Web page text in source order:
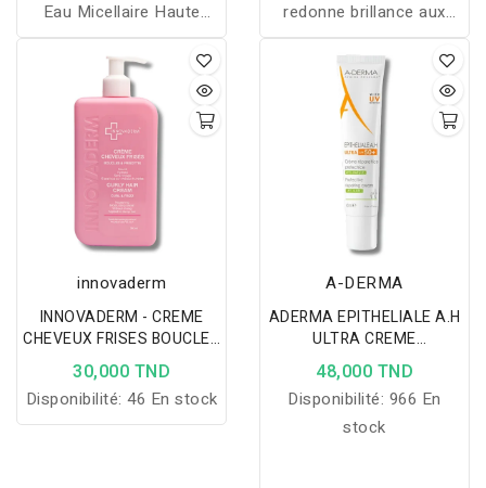
Eau Micellaire Haute
Tolérance 200ml
redonne brillance aux
cheveux grâce à
l’A.N.P®2+, pour des
cheveux revitalisés et un
cuir chevelu tonifié.
innovaderm
INNOVADERM - CREME
CHEVEUX FRISES BOUCLES
ET FRISOTTIS 380ML
30,000 TND
Disponibilité: 46 En stock
A-DERMA
ADERMA EPITHELIALE A.H
ULTRA CREME
REPARATRICE ANTI
MARQUES SPF50+ 40ML
48,000 TND
Disponibilité: 966 En
stock